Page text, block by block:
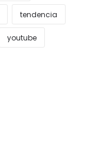
tendencia
youtube